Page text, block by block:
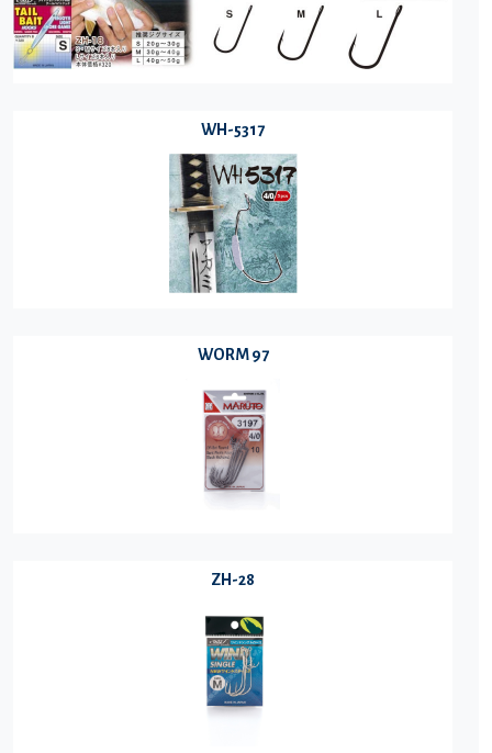
WH-5317
WORM 97
ZH-28